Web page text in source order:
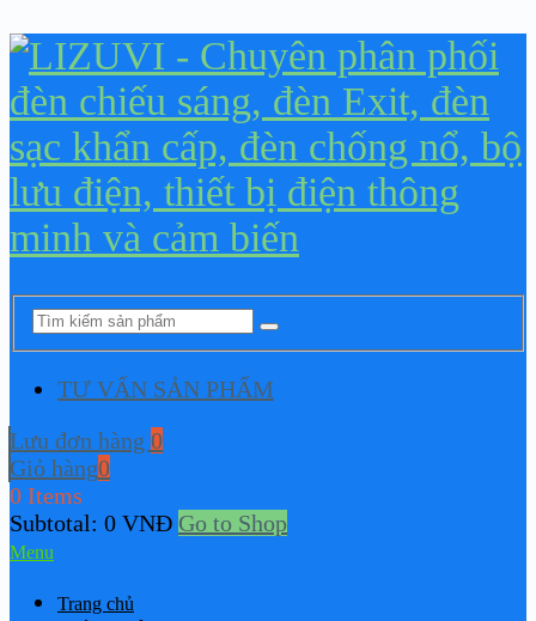
TƯ VẤN SẢN PHẨM
Lưu đơn hàng 0
Giỏ hàng0
0 Items
Subtotal: 0 VNĐ Go to Shop
Menu
Trang chủ